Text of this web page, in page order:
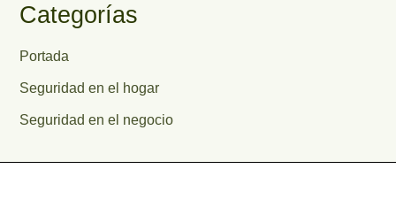
Categorías
Portada
Seguridad en el hogar
Seguridad en el negocio